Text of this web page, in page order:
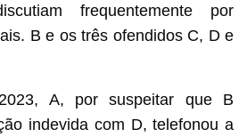
frequentemente por
B e os três ofendidos C, D e
A, por suspeitar que B
indevida com D, telefonou a